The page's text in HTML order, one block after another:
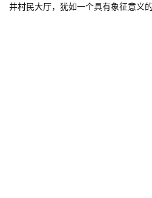
井村民大厅，犹如一个具有象征意义